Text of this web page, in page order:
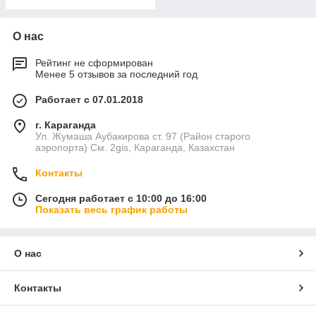
О нас
Рейтинг не сформирован
Менее 5 отзывов за последний год
Работает с 07.01.2018
г. Караганда
Ул. Жумаша Аубакирова ст. 97 (Район старого
аэропорта) См. 2gis, Караганда, Казахстан
Контакты
Сегодня работает с 10:00 до 16:00
Показать весь график работы
О нас
Контакты